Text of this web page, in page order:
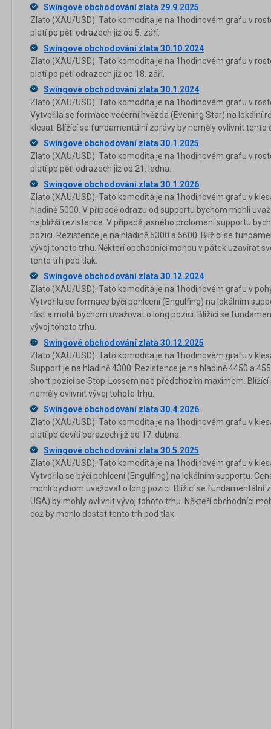
Swingové obchodování zlata 29.9.2025
Zlato (XAU/USD): Tato komodita je na 1hodinovém grafu v
platí po pěti odrazech již od 5. září.
Swingové obchodování zlata 30.10.2024
Zlato (XAU/USD): Tato komodita je na 1hodinovém grafu v
platí po pěti odrazech již od 18. září.
Swingové obchodování zlata 30.1.2024
Zlato (XAU/USD): Tato komodita je na 1hodinovém grafu v
Vytvořila se formace večerní hvězda (Evening Star) na lokální
klesat. Blížící se fundamentální zprávy by neměly ovlivnit tento
Swingové obchodování zlata 30.1.2025
Zlato (XAU/USD): Tato komodita je na 1hodinovém grafu v
platí po pěti odrazech již od 21. ledna.
Swingové obchodování zlata 30.1.2026
Zlato (XAU/USD): Tato komodita je na 1hodinovém grafu v
hladině 5000. V případě odrazu od supportu bychom mohli
nejbližší rezistence. V případě jasného prolomení supportu
pozici. Rezistence je na hladině 5300 a 5600. Blížící se
vývoj tohoto trhu. Někteří obchodníci mohou v pátek uzavírat
tento trh pod tlak.
Swingové obchodování zlata 30.12.2024
Zlato (XAU/USD): Tato komodita je na 1hodinovém grafu v
Vytvořila se formace býčí pohlcení (Engulfing) na lokálním
růst a mohli bychom uvažovat o long pozici. Blížící se
vývoj tohoto trhu.
Swingové obchodování zlata 30.12.2025
Zlato (XAU/USD): Tato komodita je na 1hodinovém grafu v
Support je na hladině 4300. Rezistence je na hladině 4450 a
short pozici se Stop-Lossem nad předchozím maximem.
neměly ovlivnit vývoj tohoto trhu.
Swingové obchodování zlata 30.4.2026
Zlato (XAU/USD): Tato komodita je na 1hodinovém grafu v
platí po devíti odrazech již od 17. dubna.
Swingové obchodování zlata 30.5.2025
Zlato (XAU/USD): Tato komodita je na 1hodinovém grafu v
Vytvořila se býčí pohlcení (Engulfing) na lokálním supportu.
mohli bychom uvažovat o long pozici. Blížící se fundamentální
USA) by mohly ovlivnit vývoj tohoto trhu. Někteří obchodníci
což by mohlo dostat tento trh pod tlak.